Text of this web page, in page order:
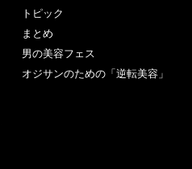
トピック
まとめ
男の美容フェス
オジサンのための「逆転美容」